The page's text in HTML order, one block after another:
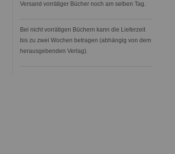
Versand vorrätiger Bücher noch am selben Tag.
Bei nicht vorrätigen Büchern kann die Lieferzeit
bis zu zwei Wochen betragen (abhängig von dem
herausgebenden Verlag).